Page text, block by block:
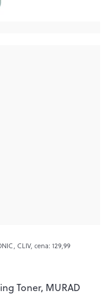
CLIV, cena: 129,99
Toner, MURAD